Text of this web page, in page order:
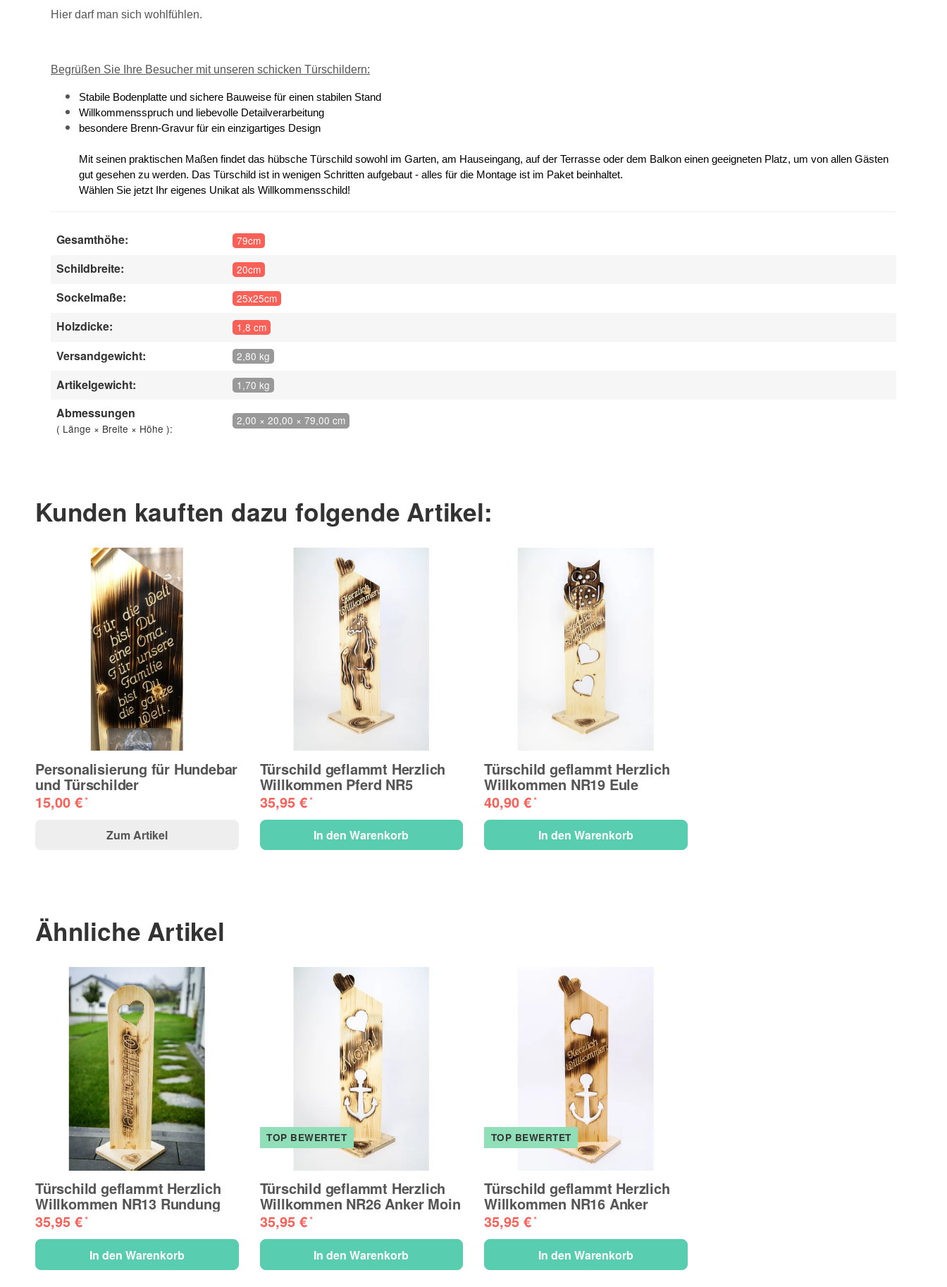
Hier darf man sich wohlfühlen.
Begrüßen Sie Ihre Besucher mit unseren schicken Türschildern:
Stabile Bodenplatte und sichere Bauweise für einen stabilen Stand
Willkommensspruch und liebevolle Detailverarbeitung
besondere Brenn-Gravur für ein einzigartiges Design
Mit seinen praktischen Maßen findet das hübsche Türschild sowohl im Garten, am Hauseingang, auf der Terrasse oder dem Balkon einen geeigneten Platz, um von allen Gästen
gut gesehen zu werden. Das Türschild ist in wenigen Schritten aufgebaut - alles für die Montage ist im Paket beinhaltet.
Wählen Sie jetzt Ihr eigenes Unikat als Willkommensschild!
Gesamthöhe: 79cm
Schildbreite: 20cm
Sockelmaße: 25x25cm
Holzdicke: 1,8 cm
Versandgewicht: 2,80 kg
Artikelgewicht: 1,70 kg
Abmessungen
( Länge × Breite × Höhe ):
2,00 × 20,00 × 79,00 cm
Kunden kauften dazu folgende Artikel:
Personalisierung für Hundebar
und Türschilder
15,00 €*
Zum Artikel
Türschild geflammt Herzlich
Willkommen Pferd NR5
35,95 €*
In den Warenkorb
Türschild geflammt Herzlich
Willkommen NR19 Eule
40,90 €*
In den Warenkorb
Ähnliche Artikel
Türschild geflammt Herzlich
Willkommen NR13 Rundung
35,95 €*
In den Warenkorb
TOP BEWERTET
Türschild geflammt Herzlich
Willkommen NR26 Anker Moin
35,95 €*
In den Warenkorb
TOP BEWERTET
Türschild geflammt Herzlich
Willkommen NR16 Anker
35,95 €*
In den Warenkorb